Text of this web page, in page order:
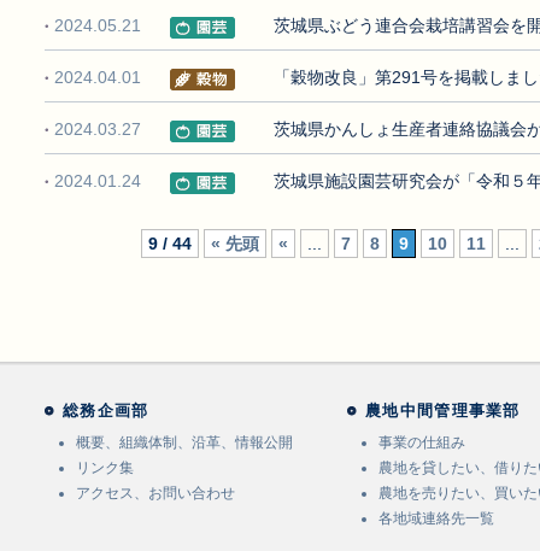
2024.05.21 茨城県ぶどう連合会栽培講習会を
2024.04.01 「穀物改良」第291号を掲載しま
2024.03.27 茨城県かんしょ生産者連絡協議会
2024.01.24 茨城県施設園芸研究会が「令和５
9 / 44 « 先頭 « ... 7 8 9 10 11 ...
総務企画部
概要、組織体制、沿革、情報公開
リンク集
アクセス、お問い合わせ
農地中間管理事業部
事業の仕組み
農地を貸したい、借り
農地を売りたい、買い
各地域連絡先一覧